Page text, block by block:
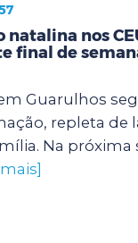
natalina nos
final de
Guarulhos
repleta de
Na próxima